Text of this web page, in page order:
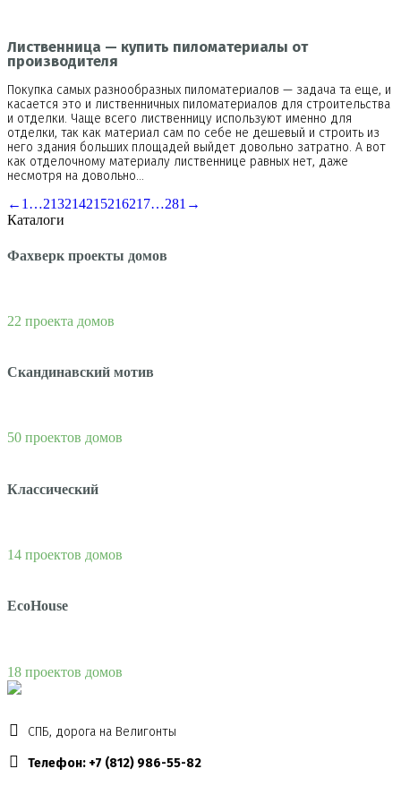
Лиственница — купить пиломатериалы от
производителя
Покупка самых разнообразных пиломатериалов — задача та еще, и
касается это и лиственничных пиломатериалов для строительства
и отделки. Чаще всего лиственницу используют именно для
отделки, так как материал сам по себе не дешевый и строить из
него здания больших площадей выйдет довольно затратно. А вот
как отделочному материалу лиственнице равных нет, даже
несмотря на довольно…
← 1 …213214215216217…281 →
Каталоги
Фахверк проекты домов
22 проекта домов
Скандинавский мотив
50 проектов домов
Классический
14 проектов домов
EcoHouse
18 проектов домов
СПБ, дорога на Велигонты
Телефон: +7 (812) 986-55-82